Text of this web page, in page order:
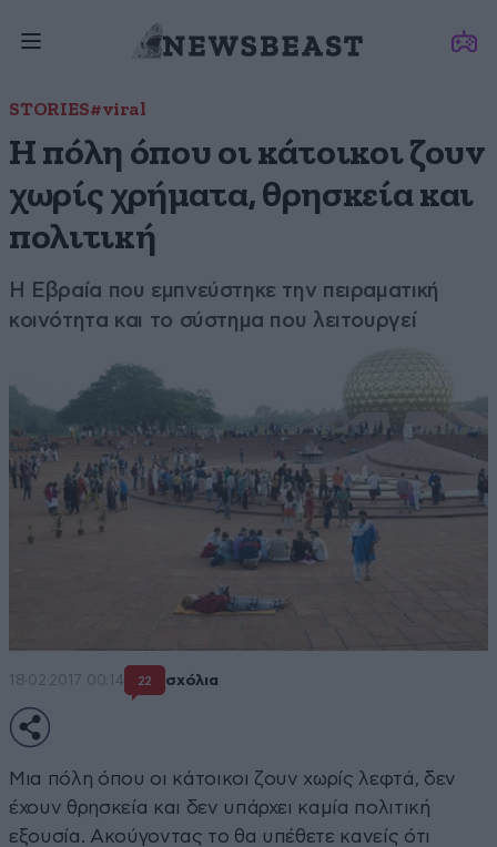
STORIES#viral
Η πόλη όπου οι κάτοικοι ζουν
χωρίς χρήματα, θρησκεία και
πολιτική
Η Εβραία που εμπνεύστηκε την πειραματική
κοινότητα και το σύστημα που λειτουργεί
18·02·2017 00:14 22 σχόλια
Μια πόλη όπου οι κάτοικοι ζουν χωρίς λεφτά, δεν
έχουν θρησκεία και δεν υπάρχει καμία πολιτική
εξουσία. Ακούγοντας το θα υπέθετε κανείς ότι